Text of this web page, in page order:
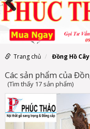
Trang chủ Đồng Hồ
Các sản phẩm của
(Tìm thấy 17 sản phẩm)